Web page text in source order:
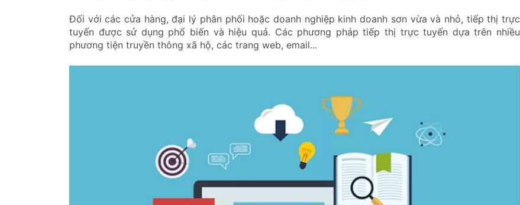
Đối với các cửa hàng, đại lý phân phối hoặc doanh nghiệp kinh doanh sơn vừa và nhỏ, tiếp thị trực
tuyến được sử dụng phổ biến và hiệu quả. Các phương pháp tiếp thị trực tuyến dựa trên nhiều
phương tiện truyền thông xã hộ, các trang web, email...